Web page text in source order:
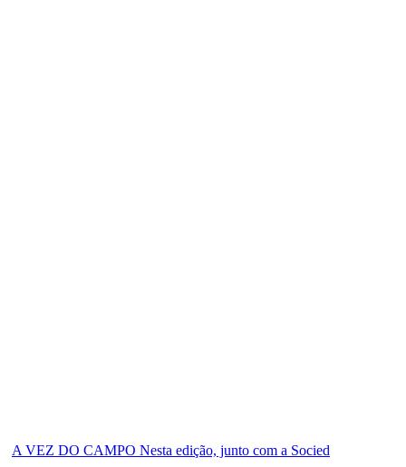
A VEZ DO CAMPO Nesta edição, junto com a Socied